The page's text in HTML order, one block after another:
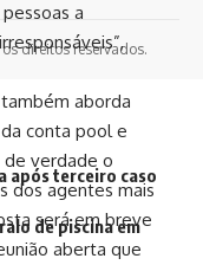
após terceiro caso
de piscina em
a
aborda
conta pool e
verdade o
dos agentes mais
será em breve
aberta que
direitos reservados.